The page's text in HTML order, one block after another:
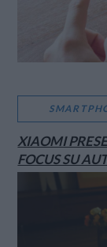
XIAOMI
FOCUS SU